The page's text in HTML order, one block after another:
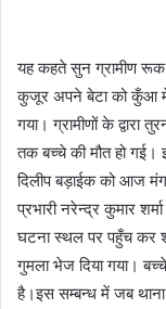
यह कहते सुन ग्रामीण रूक
कुजूर अपने बेटा को कुँआ
गया। ग्रामीणों के
तक बच्चे की मौत हो गई।
दिलीप बड़ाईक को आज
प्रभारी नरेन्द्र कुमार
घटना स्थल पर पहुँच कर
गुमला भेज दिया गया।
है।इस सम्बन्ध में जब थाना